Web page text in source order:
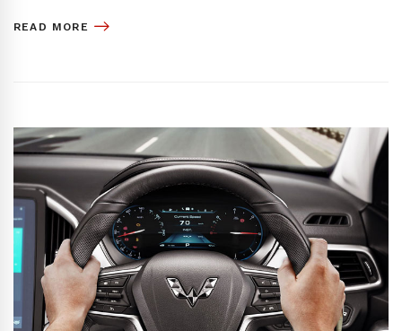
READ MORE